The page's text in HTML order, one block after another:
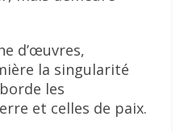
d’œuvres,
la singularité
les
et celles de paix.